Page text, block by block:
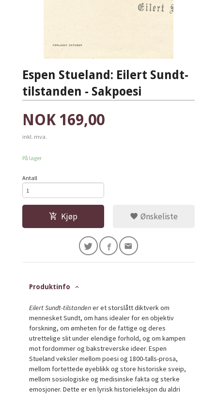
Espen Stueland: Eilert Sundt-
tilstanden - Sakpoesi
Pris
NOK 169,00
inkl. mva.
På lager
Antall
Kjøp Ønskeliste
Produktinfo
Eilert Sundt-tilstandener et storslått diktverk om
mennesket Sundt, om hans idealer for en objektiv
forskning, om ømheten for de fattige og deres
utrettelige slit under elendige forhold, og om kampen
mot fordommer og bakstreverske ideer. Espen
Stueland veksler mellom poesi og 1800-talls-prosa,
mellom fortettede øyeblikk og store historiske sveip,
mellom sosiologiske og medisinske fakta og sterke
emosjoner. Dette er en lyrisk historieleksjon du aldri